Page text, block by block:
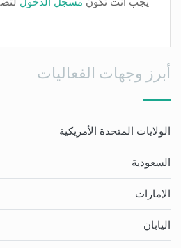
أبرز وجهات الفعاليات
الولايات المتحدة الأمريكية
السعودية
الإمارات
اليابان